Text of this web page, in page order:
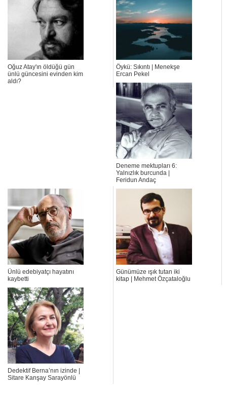
Oğuz Atay'ın öldüğü gün
ünlü güncesini evinden kim
aldı?
Öykü: Sıkıntı | Menekşe
Ercan Pekel
Deneme mektupları 6:
Yalnızlık burcunda |
Feridun Andaç
Ünlü edebiyatçı hayatını
kaybetti
Günümüze ışık tutan iki
kitap | Mehmet Özçataloğlu
Dedektif Berna’nın izinde |
Sitare Kanşay Sarayönlü